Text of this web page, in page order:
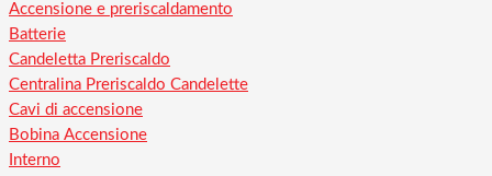
Accensione e preriscaldamento
Batterie
Candeletta Preriscaldo
Centralina Preriscaldo Candelette
Cavi di accensione
Bobina Accensione
Interno